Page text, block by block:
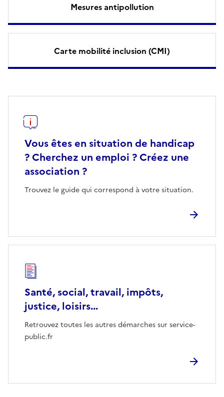
Mesures antipollution
Carte mobilité inclusion (CMI)
Vous êtes en situation de handicap
? Cherchez un emploi ? Créez une
association ?
Trouvez le guide qui correspond à votre situation.
Santé, social, travail, impôts,
justice, loisirs...
Retrouvez toutes les autres démarches sur service-
public.fr